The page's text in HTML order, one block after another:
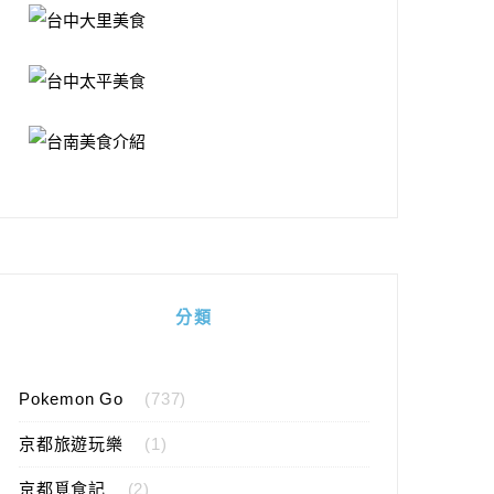
分類
Pokemon Go (737)
京都旅遊玩樂 (1)
京都覓食記 (2)